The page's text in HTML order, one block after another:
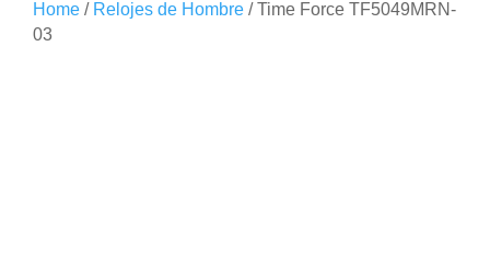
Home / Relojes de Hombre / Time Force TF5049MRN-
03